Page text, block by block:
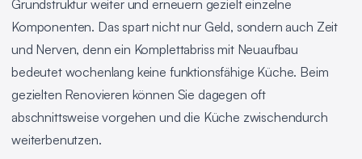
Grundstruktur weiter und erneuern gezielt einzelne
Komponenten. Das spart nicht nur Geld, sondern auch Zeit
und Nerven, denn ein Komplettabriss mit Neuaufbau
bedeutet wochenlang keine funktionsfähige Küche. Beim
gezielten Renovieren können Sie dagegen oft
abschnittsweise vorgehen und die Küche zwischendurch
weiterbenutzen.